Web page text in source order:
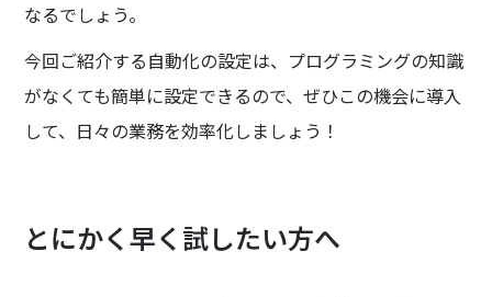
なるでしょう。
今回ご紹介する自動化の設定は、プログラミングの知識
がなくても簡単に設定できるので、ぜひこの機会に導入
して、日々の業務を効率化しましょう！
とにかく早く試したい方へ